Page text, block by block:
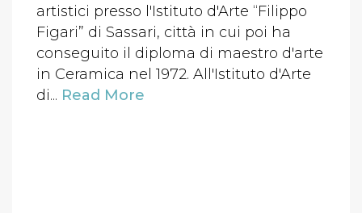
artistici presso l'Istituto d'Arte “Filippo
Figari” di Sassari, città in cui poi ha
conseguito il diploma di maestro d'arte
in Ceramica nel 1972. All'Istituto d'Arte
di... Read More